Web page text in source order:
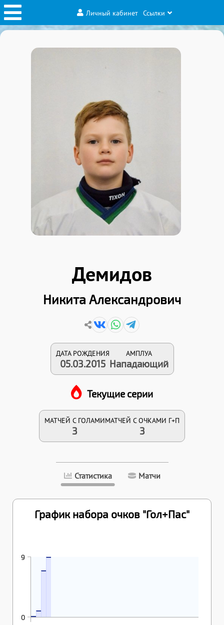
Личный кабинет Ссылки
Демидов
Никита Александрович
ДАТА РОЖДЕНИЯ
05.03.2015
АМПЛУА
Нападающий
Текущие серии
МАТЧЕЙ С ГОЛАМИ
3
МАТЧЕЙ С ОЧКАМИ Г+П
3
Статистика Матчи
График набора очков "Гол+Пас"
0
9